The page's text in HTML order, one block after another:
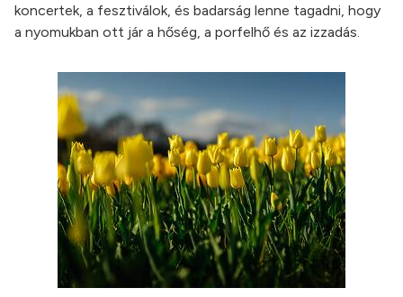
koncertek, a fesztiválok, és badarság lenne tagadni, hogy
a nyomukban ott jár a hőség, a porfelhő és az izzadás.